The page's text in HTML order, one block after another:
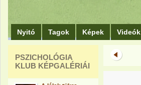
Nyitó Tagok Képek Videók
PSZICHOLÓGIA
KLUB KÉPGALÉRIÁI